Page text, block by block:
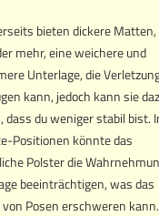
bieten dickere
mehr, eine weichere und
Unterlage, die
kann, jedoch kann sie
dass du weniger stabil bist.
Positionen könnte das
Polster die
beeinträchtigen, was das
Posen erschweren kann.